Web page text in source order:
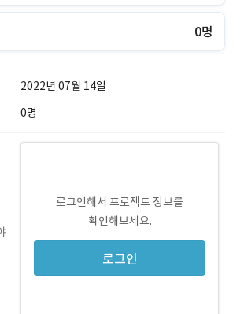
0명
2022년 07월 14일
0명
로그인해서 프로젝트 정보를
확인해보세요.
로그인